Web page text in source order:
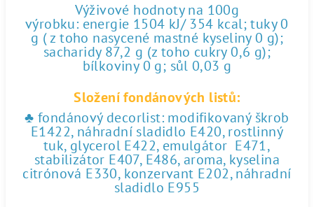
Výživové hodnoty na 100g
výrobku: energie 1504 kJ/ 354 kcal; tuky 0
g ( z toho nasycené mastné kyseliny 0 g);
sacharidy 87,2 g (z toho cukry 0,6 g);
bílkoviny 0 g; sůl 0,03 g
Složení fondánových listů:
♣ fondánový decorlist: modifikovaný škrob
E1422, náhradní sladidlo E420, rostlinný
tuk, glycerol E422, emulgátor E471,
stabilizátor E407, E486, aroma, kyselina
citrónová E330, konzervant E202, náhradní
sladidlo E955